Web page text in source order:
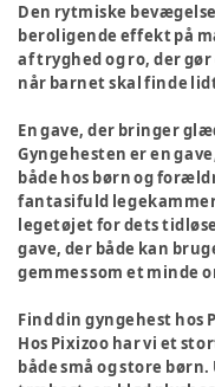
Den rytmiske
beroligende effekt på
af tryghed og ro, der
når barnet skal finde
En gave, der bringer
Gyngehesten er en
både hos børn og
fantasifuld
legetøjet for dets
gave, der både kan
gemmes som et minde
Find din gyngehest hos
Hos Pixizoo har vi et
både små og store